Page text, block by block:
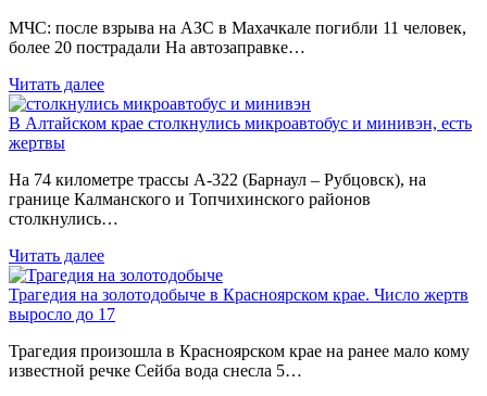
МЧС: после взрыва на АЗС в Махачкале погибли 11 человек,
более 20 пострадали На автозаправке…
Читать далее
В Алтайском крае столкнулись микроавтобус и минивэн, есть
жертвы
На 74 километре трассы А-322 (Барнаул – Рубцовск), на
границе Калманского и Топчихинского районов
столкнулись…
Читать далее
Трагедия на золотодобыче в Красноярском крае. Число жертв
выросло до 17
Трагедия произошла в Красноярском крае на ранее мало кому
известной речке Сейба вода снесла 5…